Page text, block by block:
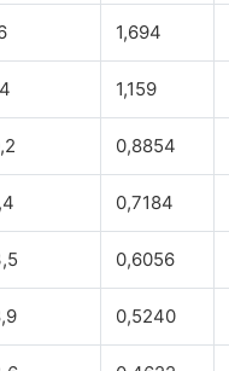
1,694
1,159
0,8854
0,7184
0,6056
0,5240